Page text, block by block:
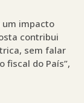
um impacto
contribui
sem falar
fiscal do País”,